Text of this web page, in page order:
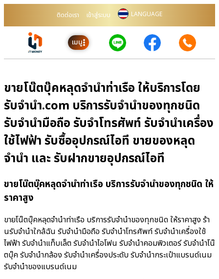
ติดต่อเรา เข้าสู่ระบบ LANGUAGE
เมนู
ขายโน๊ตบุ๊คหลุดจำนำท่าเรือ ให้บริการโดย
รับจํานํา.com บริการรับจำนำของทุกชนิด
รับจำนำมือถือ รับจำโทรศัพท์ รับจำนำเครื่อง
ใช้ไฟฟ้า รับซื้ออุปกรณ์ไอที ขายของหลุด
จำนำ และ รับฝากขายอุปกรณ์ไอที
ขายโน๊ตบุ๊คหลุดจำนำท่าเรือ บริการรับจำนำของทุกชนิด ให้
ราคาสูง
ขายโน๊ตบุ๊คหลุดจำนำท่าเรือ บริการรับจำนำของทุกชนิด ให้ราคาสูง ร้า
นรับจํานําใกล้ฉัน รับจำนำมือถือ รับจำนำโทรศัพท์ รับจำนำเครื่องใช้
ไฟฟ้า รับจำนำแท็บเล็ต รับจำนำไอโฟน รับจำนำคอมพิวเตอร์ รับจำนำโน๊
ตบุ๊ค รับจำนำกล้อง รับจำนำเครื่องประดับ รับจำนำกระเป๋าแบรนด์เนม
รับจำนำของแบรนด์เนม